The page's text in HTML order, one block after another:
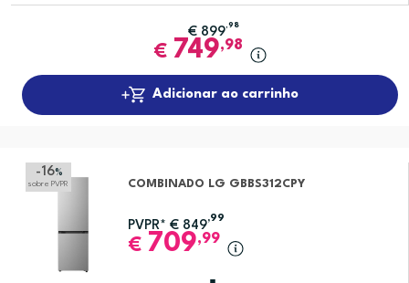
€ 899,98
€ 749,98
Adicionar ao carrinho
-16%
sobre PVPR COMBINADO LG GBBS312CPY
PVPR* € 849
,99
€ 709,99